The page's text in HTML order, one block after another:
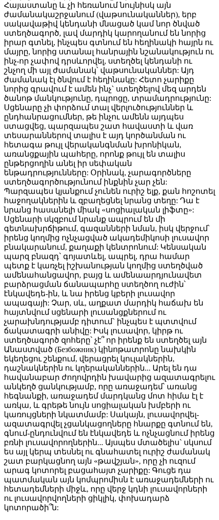
Հայաստանը և չի հեռանում նույնիսկ այն
ժամանակաշրջանում (վաթսունականներ), երբ
սակավաթիվ կենդանի մնացած կամ նոր ծնված
ստեղծագործ, լավ մարդիկ կարողանում են նորից
իրար գտնել, ինչպես գտնում են հեղինակի հայրն ու
մայրը, նորից ստանալ հանրային նշանակություն ու
ինչ-որ չափով դրսևորվել, ստեղծել կենդանի ու
շնչող մի այլ ժամանակ՝ վաթսունականներ: Այդ
ժամանակ էլ ծնվում է հեղինակը: Հետո չարիքը
նորից գրավում է ամեն ինչ` ստեղծելով մեզ արդեն
ծանոթ մանկությունը, դպրոցը, տրամադրությունը:
Սցենարը չի փորձում տալ վերլուծություններ և
ընդհանրացումներ, թե ինչու ամենն այդպես
ստացվեց, պարզապես շատ հավաստի և վառ
տեսարաններով տալիս է այդ կործանման ու
հետագա թույլ վերականգնման խրոնիկան,
առանցքային պահերը, որոնք թույլ են տալիս
ընթերցողին անել իր սեփական
ենթադրությունները: Օրինակ, չարագործները
ստեղծագործությունում ինքնին չար չեն:
Պարզապես կյանքում չունեն ուրիշ ելք, քան հոշոտել
հաջողակներին և զբաղեցնել նրանց տեղը: Դա է
նրանց հասանելի միակ «սոցիալական լիֆտը»:
Սցենարի սկզբում նրանք ապրում են մի
գետնախրճիթում, գազանների նման, իսկ վերջում՝
իրենց կողմից ոչնչացված ակադեմիկոսի լուսավոր
բնակարանում, քաղաքի կենտրոնում: Կենսական
պարզ բնազդ՝ գոյատևել, ապրել, դրա համար
պետք է կառչել իշխանության կողմից ստեղծված
ամենահանցավոր, բայց և ամենաարդյունավետ
բարձրացման ճանապարհը ստեղծող ուժին՝
էնկավեդե-ին, և նա իրենց կբերի լուսավոր
ապագայի: Չար, սև, աղքատ մարդիկ հաճախ են
հայտնվում սցենարի լուսանցքներում ու
չարախնդությամբ դիտում` ինչպես է պտտվում
ճակատագրի անիվը: Իսկ լուսավոր, կիրթ ու
ստեղծագործ զոհերը՝ չէ՞ որ իրենք են ստեղծել այն
Անաստված (Безбожник) կինոթատրոնը նախկին
եկեղեցու շենքում, վերացրել կուլակներին,
դաշնակներին ու կղերականներին... Արել են դա
հավանաբար ժողովրդին խավարից ազատագրելու
անկեղծ ցանկությամբ, որը առաջադեմ՝ առանց
հեգնանքի, առաջադեմ մարդկանց մոտ հիմա էլ է
առկա, և գրեթե նույն սոցիալական խմբերի ու
կառույցների նկատմամբ: Սակայն, լուսավորվել-
ազատագրվել չցանկացողները հնարքը գտնում են,
գնում-ընդունվում են էնկավեդե և ոչնչացնում իրենց
բռնի լուսավորողներին... Այսպես մտածելիս` սկսում
ես այլ կերպ տեսնել ու գնահատել ուրիշ ժամանակ
շատ բարկացնող այն «թավշյան», որը չի ուզում
արագ կոտորել բացահայտ չարիքը: Գուցե դա
պատմական այն կոմպրոմիսն է առաջադեմների ու
հետադեմների միջև, որը վերջ կդնի լուսավորների
ու լուսավորվողների ցիկլիկ, փոխադարձ
կոտորածի՞ն: